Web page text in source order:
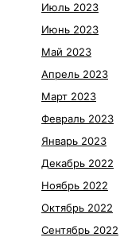
Июль 2023
Июнь 2023
Май 2023
Апрель 2023
Март 2023
Февраль 2023
Январь 2023
Декабрь 2022
Ноябрь 2022
Октябрь 2022
Сентябрь 2022